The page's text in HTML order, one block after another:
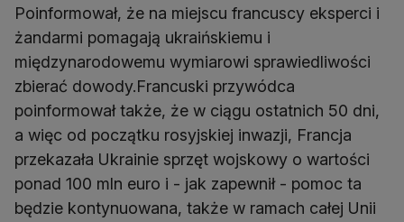
Poinformował, że na miejscu francuscy eksperci i
żandarmi pomagają ukraińskiemu i
międzynarodowemu wymiarowi sprawiedliwości
zbierać dowody.Francuski przywódca
poinformował także, że w ciągu ostatnich 50 dni,
a więc od początku rosyjskiej inwazji, Francja
przekazała Ukrainie sprzęt wojskowy o wartości
ponad 100 mln euro i - jak zapewnił - pomoc ta
będzie kontynuowana, także w ramach całej Unii